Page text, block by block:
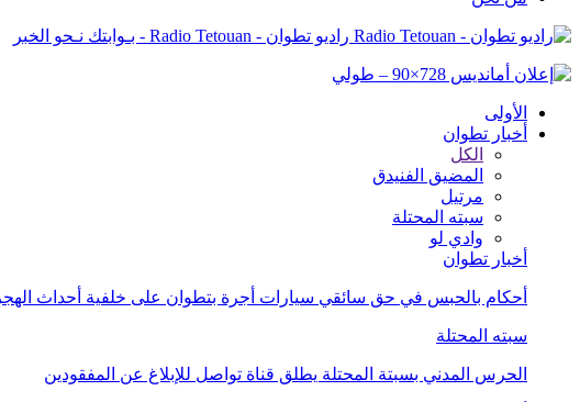
راديو تطوان - Radio Tetouan - بـوابتك نـحو الخبر
الأولى
أخبار تطوان
الكل
المضيق الفنيدق
مرتيل
سبته المحتلة
وادي لو
أخبار تطوان
أحكام بالحبس في حق سائقي سيارات أجرة بتطوان على خلفية أحداث
سبته المحتلة
الحرس المدني بسبتة المحتلة يطلق قناة تواصل للإبلاغ عن المفقودين